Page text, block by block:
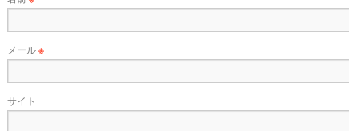
メール※
サイト